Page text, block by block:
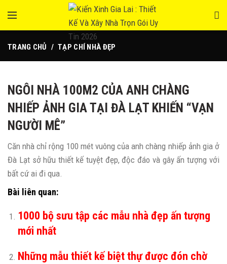
TRANG CHỦ TẠP CHÍ NHÀ ĐẸP
NGÔI NHÀ 100M2 CỦA ANH CHÀNG
NHIẾP ẢNH GIA TẠI ĐÀ LẠT KHIẾN “VẠN
NGƯỜI MÊ”
Căn nhà chỉ rộng 100 mét vuông của anh chàng nhiếp ảnh gia ở
Đà Lạt sở hữu thiết kế tuyệt đẹp, độc đáo và gây ấn tượng với
bất cứ ai đi qua.
Bài liên quan:
1000 bộ sưu tập các mẫu nhà đẹp ấn tượng
mới nhất
Những mẫu thiết kế biệt thự được đón chờ